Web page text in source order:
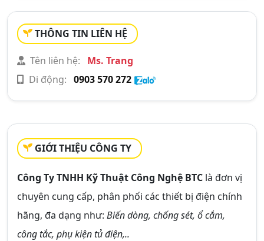
THÔNG TIN LIÊN HỆ
Tên liên hệ:
Ms. Trang
Di động: 0903 570 272
GIỚI THIỆU CÔNG TY
Công Ty TNHH Kỹ Thuật Công Nghệ BTC là đơn vị
chuyên cung cấp, phân phối các thiết bị điện chính
hãng, đa dạng như: Biến dòng, chống sét, ổ cắm,
công tắc, phụ kiện tủ điện,..